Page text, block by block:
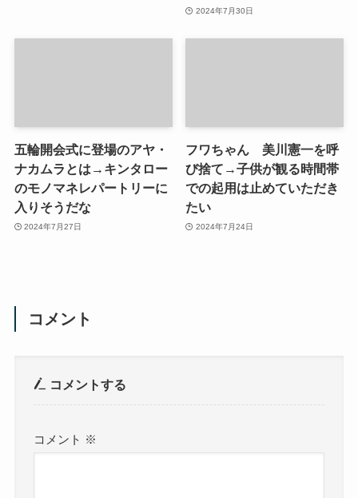
2024年7月30日
五輪開会式に登場のアヤ・
ナカムラとは→キンタロー
のモノマネレパートリーに
入りそうだな
2024年7月27日
フワちゃん 美川憲一を呼
び捨て→子供が観る時間帯
での起用は止めていただき
たい
2024年7月24日
コメント
コメントする
コメント ※